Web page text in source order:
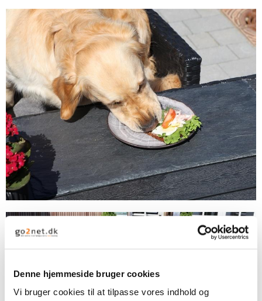
Denne hjemmeside bruger cookies
Vi bruger cookies til at tilpasse vores indhold og